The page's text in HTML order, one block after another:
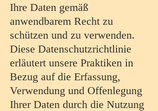
Ihre Daten gemäß
anwendbarem Recht zu
schützen und zu verwenden.
Diese Datenschutzrichtlinie
erläutert unsere Praktiken in
Bezug auf die Erfassung,
Verwendung und Offenlegung
Ihrer Daten durch die Nutzung